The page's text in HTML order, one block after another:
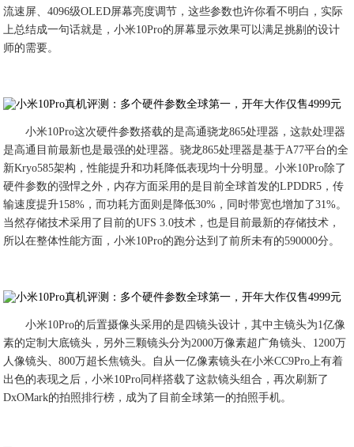
流速屏、4096级OLED屏幕亮度调节，这些参数也许你看不明白，实际
上总结成一句话就是，小米10Pro的屏幕显示效果可以满足挑剔的设计
师的需要。
小米10Pro这次硬件参数搭载的是高通骁龙865处理器，这款处理器
是高通目前最新也是最强的处理器。骁龙865处理器是基于A77平台的全
新Kryo585架构，性能提升和功耗降低表现均十分明显。小米10Pro除了
硬件参数的强悍之外，内存方面采用的是目前全球首发的LPDDR5，传
输速度提升158%，而功耗方面则是降低30%，同时带宽也增加了31%。
当然存储技术采用了目前的UFS 3.0技术，也是目前最新的存储技术，
所以在整体性能方面，小米10Pro的跑分达到了前所未有的590000分。
小米10Pro的后置摄像头采用的是四镜头设计，其中主镜头为1亿像
素的定制大底镜头，另外三颗镜头分为2000万像素超广角镜头、1200万
人像镜头、800万超长焦镜头。自从一亿像素镜头在小米CC9Pro上有着
出色的表现之后，小米10Pro同样搭载了这款镜头组合，再次刷新了
DxOMark的拍照排行榜，成为了目前全球第一的拍照手机。